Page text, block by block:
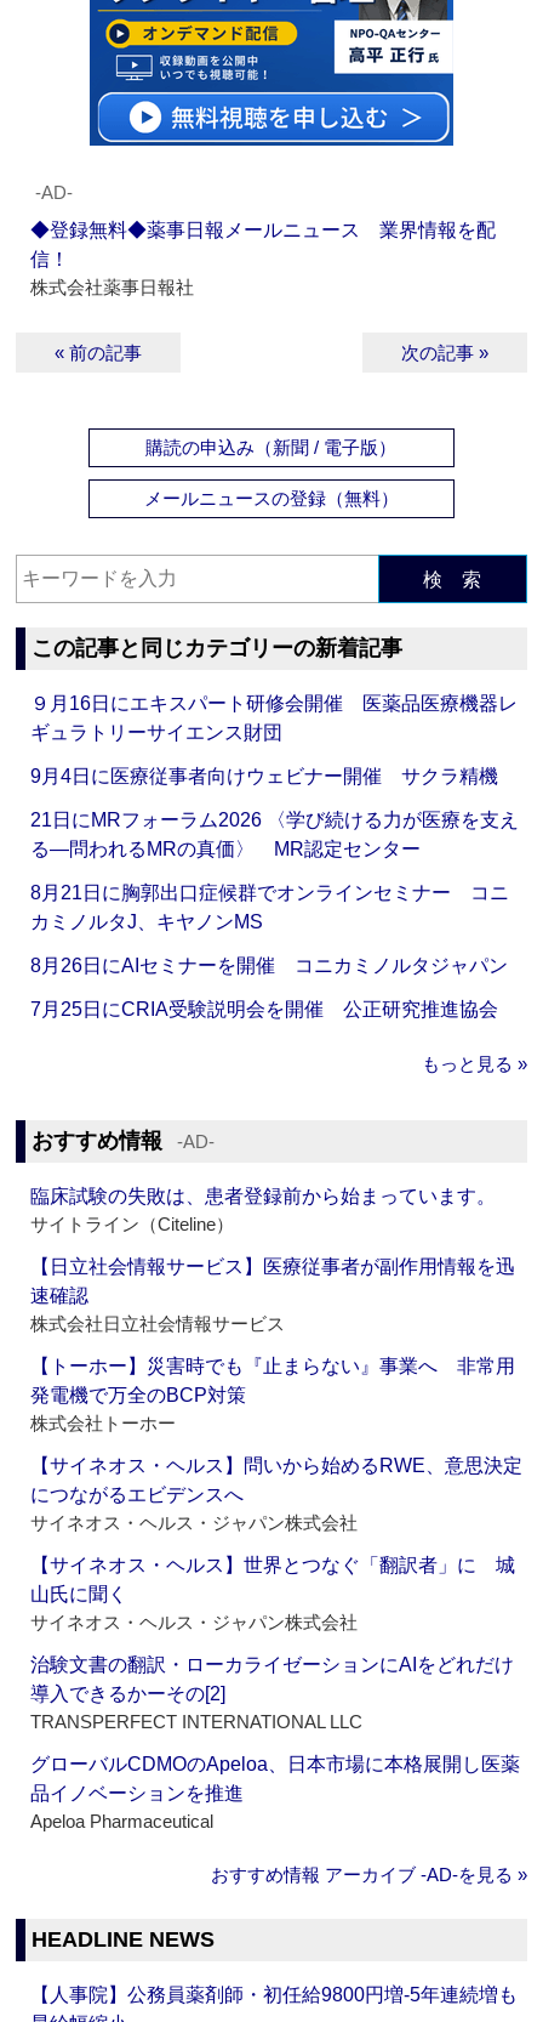
‐AD‐
◆登録無料◆薬事日報メールニュース 業界情報を配
信！
株式会社薬事日報社
« 前の記事 次の記事 »
購読の申込み（新聞 / 電子版）
メールニュースの登録（無料）
検 索
この記事と同じカテゴリーの新着記事
９月16日にエキスパート研修会開催 医薬品医療機器レ
ギュラトリーサイエンス財団
9月4日に医療従事者向けウェビナー開催 サクラ精機
21日にMRフォーラム2026 〈学び続ける力が医療を支え
る―問われるMRの真価〉 MR認定センター
8月21日に胸郭出口症候群でオンラインセミナー コニ
カミノルタJ、キヤノンMS
8月26日にAIセミナーを開催 コニカミノルタジャパン
7月25日にCRIA受験説明会を開催 公正研究推進協会
もっと見る »
おすすめ情報 ‐AD‐
臨床試験の失敗は、患者登録前から始まっています。
サイトライン（Citeline）
【日立社会情報サービス】医療従事者が副作用情報を迅
速確認
株式会社日立社会情報サービス
【トーホー】災害時でも『止まらない』事業へ 非常用
発電機で万全のBCP対策
株式会社トーホー
【サイネオス・ヘルス】問いから始めるRWE、意思決定
につながるエビデンスへ
サイネオス・ヘルス・ジャパン株式会社
【サイネオス・ヘルス】世界とつなぐ「翻訳者」に 城
山氏に聞く
サイネオス・ヘルス・ジャパン株式会社
治験文書の翻訳・ローカライゼーションにAIをどれだけ
導入できるかーその[2]
TRANSPERFECT INTERNATIONAL LLC
グローバルCDMOのApeloa、日本市場に本格展開し医薬
品イノベーションを推進
Apeloa Pharmaceutical
おすすめ情報 アーカイブ ‐AD‐を見る »
HEADLINE NEWS
【人事院】公務員薬剤師・初任給9800円増‐5年連続増も